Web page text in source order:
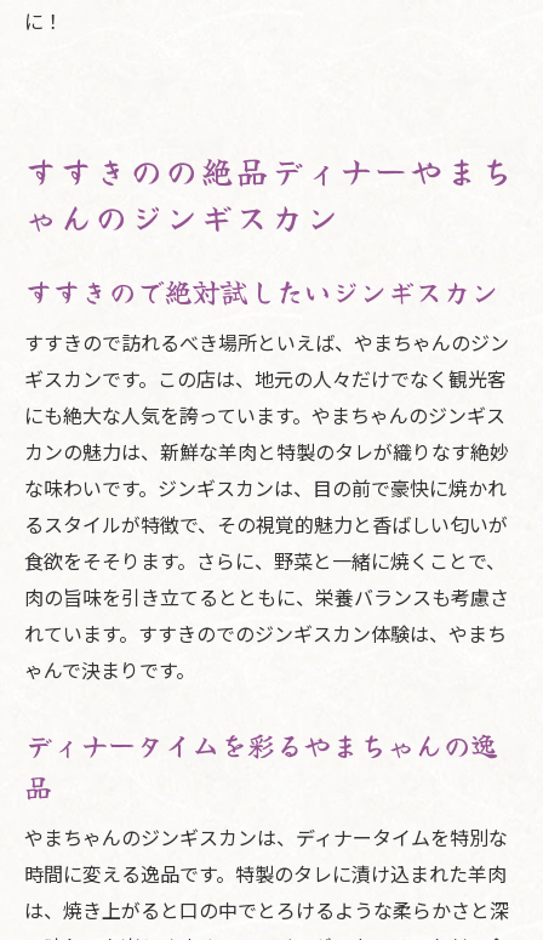
に！
すすきのの絶品ディナーやまち
ゃんのジンギスカン
すすきので絶対試したいジンギスカン
すすきので訪れるべき場所といえば、やまちゃんのジン
ギスカンです。この店は、地元の人々だけでなく観光客
にも絶大な人気を誇っています。やまちゃんのジンギス
カンの魅力は、新鮮な羊肉と特製のタレが織りなす絶妙
な味わいです。ジンギスカンは、目の前で豪快に焼かれ
るスタイルが特徴で、その視覚的魅力と香ばしい匂いが
食欲をそそります。さらに、野菜と一緒に焼くことで、
肉の旨味を引き立てるとともに、栄養バランスも考慮さ
れています。すすきのでのジンギスカン体験は、やまち
ゃんで決まりです。
ディナータイムを彩るやまちゃんの逸
品
やまちゃんのジンギスカンは、ディナータイムを特別な
時間に変える逸品です。特製のタレに漬け込まれた羊肉
は、焼き上がると口の中でとろけるような柔らかさと深